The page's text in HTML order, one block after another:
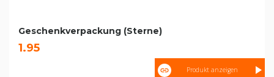
Geschenkverpackung (Sterne)
1.95
Produkt anzeigen